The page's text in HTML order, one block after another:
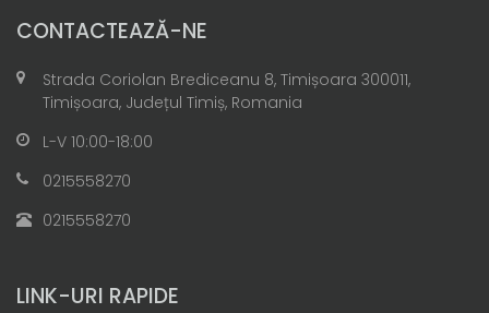
CONTACTEAZĂ-NE
Strada Coriolan Brediceanu 8, Timișoara 300011,
Timișoara, Județul Timiș, Romania
L-V 10:00-18:00
0215558270
0215558270
LINK-URI RAPIDE